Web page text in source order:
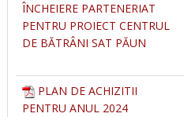
ÎNCHEIERE PARTENERIAT
PENTRU PROIECT CENTRUL
DE BĂTRÂNI SAT PĂUN
PLAN DE ACHIZITII
PENTRU ANUL 2024